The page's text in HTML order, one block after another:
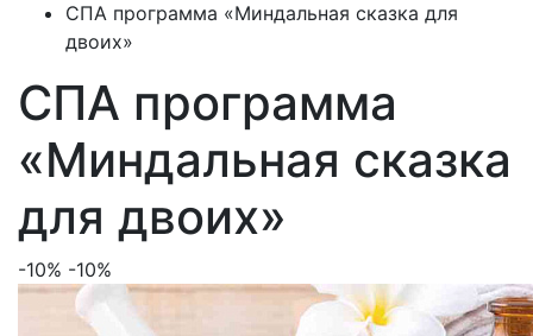
СПА программа «Миндальная сказка для
двоих»
СПА программа
«Миндальная сказка
для двоих»
-10% -10%